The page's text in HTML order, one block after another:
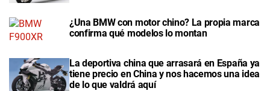
¿Una BMW con motor chino? La propia marca
confirma qué modelos lo montan
La deportiva china que arrasará en España ya
tiene precio en China y nos hacemos una idea
de lo que valdrá aquí